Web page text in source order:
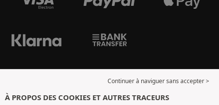
Continuer à naviguer sans accepter >
À PROPOS DES COOKIES ET AUTRES TRACEURS